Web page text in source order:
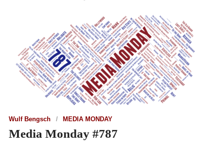
Wulf Bengsch MEDIA MONDAY
Media Monday #787